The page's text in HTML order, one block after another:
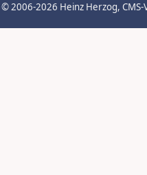
© 2006-2026 Heinz Herzog,